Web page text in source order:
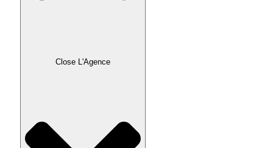
Close L'Agence